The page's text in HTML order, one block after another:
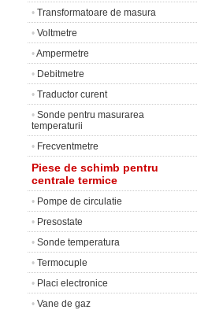
• Transformatoare de masura
• Voltmetre
•Ampermetre
• Debitmetre
• Traductor curent
• Sonde pentru masurarea
temperaturii
• Frecventmetre
Piese de schimb pentru
centrale termice
• Pompe de circulatie
• Presostate
• Sonde temperatura
• Termocuple
• Placi electronice
• Vane de gaz